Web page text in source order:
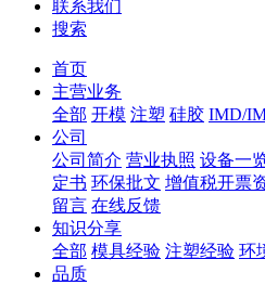
联系我们
搜索
首页
主营业务
全部 开模 注塑 硅胶 IMD/
公司
公司简介 营业执照 设备一
定书 环保批文 增值税开票
留言 在线反馈
知识分享
全部 模具经验 注塑经验 环
品质